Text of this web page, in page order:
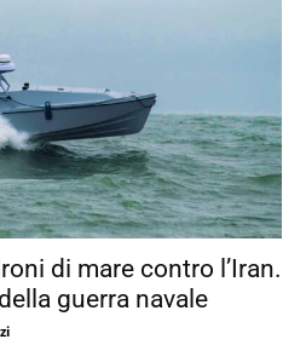
di mare contro l’Iran.
guerra navale